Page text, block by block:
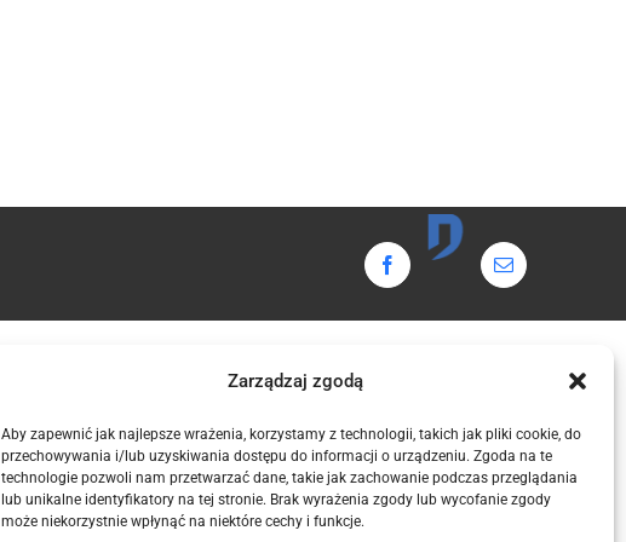
Zarządzaj zgodą
Aby zapewnić jak najlepsze wrażenia, korzystamy z technologii, takich jak pliki cookie, do
przechowywania i/lub uzyskiwania dostępu do informacji o urządzeniu. Zgoda na te
technologie pozwoli nam przetwarzać dane, takie jak zachowanie podczas przeglądania
lub unikalne identyfikatory na tej stronie. Brak wyrażenia zgody lub wycofanie zgody
może niekorzystnie wpłynąć na niektóre cechy i funkcje.
Facebook
Domintell
Email